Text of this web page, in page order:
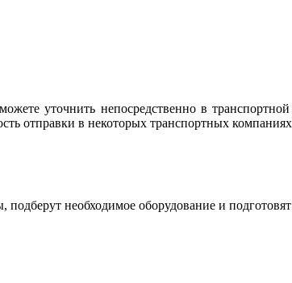
уточнить непосредственно в
отправки в некоторых транспортных
необходимое оборудование и